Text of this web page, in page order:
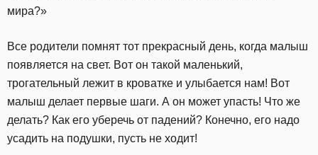
мира?»
Все родители помнят тот прекрасный день, когда малыш
появляется на свет. Вот он такой маленький,
трогательный лежит в кроватке и улыбается нам! Вот
малыш делает первые шаги. А он может упасть! Что же
делать? Как его уберечь от падений? Конечно, его надо
усадить на подушки, пусть не ходит!